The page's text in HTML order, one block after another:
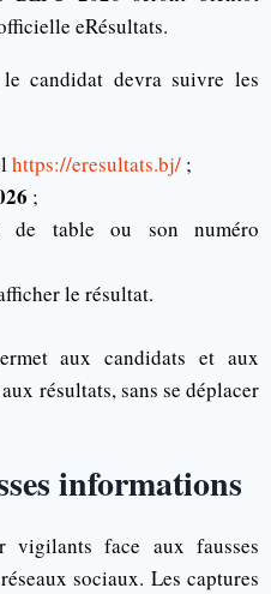
eRésultats.
candidat devra suivre les
https://eresultats.bj/;
;
de table ou son numéro
le résultat.
aux candidats et aux
résultats, sans se déplacer
informations
vigilants face aux fausses
sociaux. Les captures